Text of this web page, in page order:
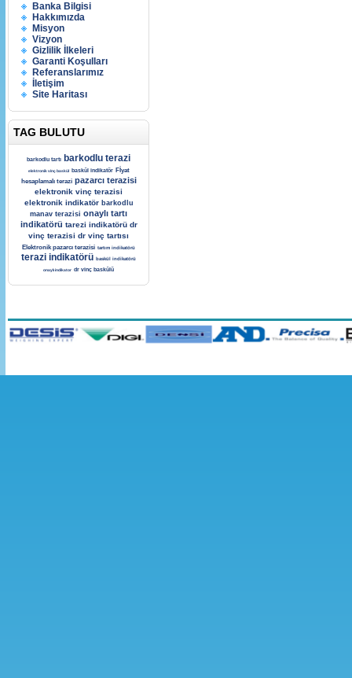
Banka Bilgisi
Hakkımızda
Misyon
Vizyon
Gizlilik İlkeleri
Garanti Koşulları
Referanslarımız
İletişim
Site Haritası
TAG BULUTU
barkodlu tartı barkodlu terazi
elektronik vinç baskül baskül indikatör
Fİyat
hesaplamalı terazi pazarcı terazisi
elektronik vinç terazisi
elektronik indikatör barkodlu
manav terazisi onaylı tartı
indikatörü tarezi indikatörü dr
vinç terazisi dr vinç tartısı
Elektronik pazarcı terazisi tartım indikatörü
terazi indikatörü baskül indikatörü
onaylı indikator dr vinç baskülü